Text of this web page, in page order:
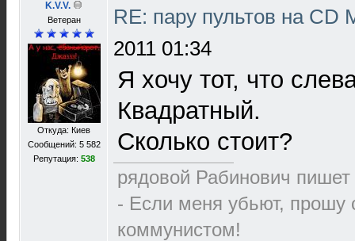
K.V.V.
Ветеран
Откуда: Киев
Сообщений: 5 582
Репутация: 538
RE: пару пультов на СD
2011 01:34
Я хочу тот, что
Квадратный.
Сколько стоит?
рядовой Рабинович
- Если меня убьют, прошу
коммунистом!